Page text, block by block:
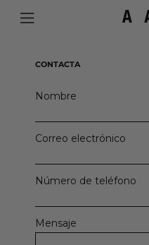
Menú
CONTACTA
Nombre
Correo electrónico
Número de teléfono
Mensaje